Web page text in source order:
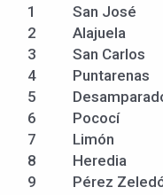
1
San José
2
Alajuela
3
San Carlos
4
Puntarenas
5
6
Pococí
7
Limón
8
Heredia
9
Pérez